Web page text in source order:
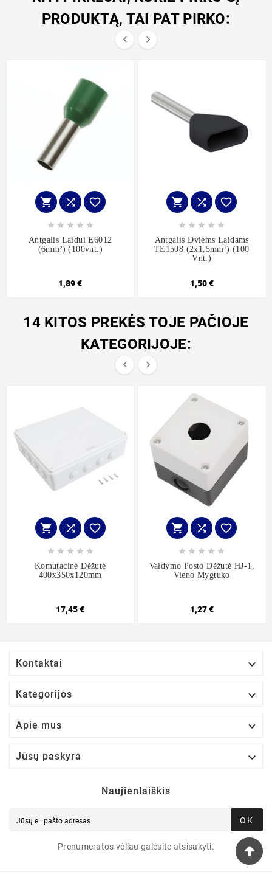
PRODUKTĄ, TAI PAT PIRKO:
 
  
    
Antgalis Laidui E6012
(6mm²) (100vnt.)
1,89 €
  
    
Antgalis Dviems Laidams
TE1508 (2x1,5mm²) (100
Vnt.)
1,50 €
14 KITOS PREKĖS TOJE PAČIOJE
KATEGORIJOJE:
 
  
    
Komutacinė Dėžutė
400x350x120mm
17,45 €
  
    
Valdymo Posto Dėžutė HJ-1,
Vieno Mygtuko
1,27 €
Kontaktai 
Kategorijos 
Apie mus 
Jūsų paskyra 
Naujienlaiškis
OK
Prenumeratos vėliau galėsite atsisakyti.